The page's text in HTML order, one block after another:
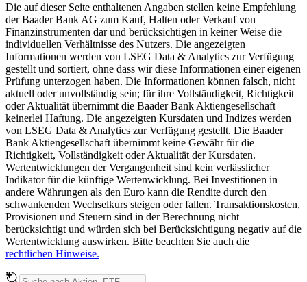
Die auf dieser Seite enthaltenen Angaben stellen keine Empfehlung
der Baader Bank AG zum Kauf, Halten oder Verkauf von
Finanzinstrumenten dar und berücksichtigen in keiner Weise die
individuellen Verhältnisse des Nutzers. Die angezeigten
Informationen werden von LSEG Data & Analytics zur Verfügung
gestellt und sortiert, ohne dass wir diese Informationen einer eigenen
Prüfung unterzogen haben. Die Informationen können falsch, nicht
aktuell oder unvollständig sein; für ihre Vollständigkeit, Richtigkeit
oder Aktualität übernimmt die Baader Bank Aktiengesellschaft
keinerlei Haftung. Die angezeigten Kursdaten und Indizes werden
von LSEG Data & Analytics zur Verfügung gestellt. Die Baader
Bank Aktiengesellschaft übernimmt keine Gewähr für die
Richtigkeit, Vollständigkeit oder Aktualität der Kursdaten.
Wertentwicklungen der Vergangenheit sind kein verlässlicher
Indikator für die künftige Wertenwicklung. Bei Investitionen in
andere Währungen als den Euro kann die Rendite durch den
schwankenden Wechselkurs steigen oder fallen. Transaktionskosten,
Provisionen und Steuern sind in der Berechnung nicht
berücksichtigt und würden sich bei Berücksichtigung negativ auf die
Wertentwicklung auswirken. Bitte beachten Sie auch die
rechtlichen Hinweise.